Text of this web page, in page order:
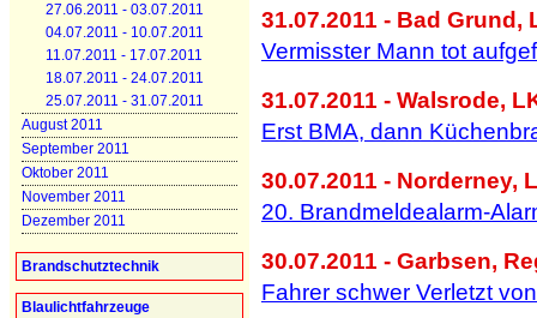
27.06.2011 - 03.07.2011
04.07.2011 - 10.07.2011
11.07.2011 - 17.07.2011
18.07.2011 - 24.07.2011
25.07.2011 - 31.07.2011
August 2011
September 2011
Oktober 2011
November 2011
Dezember 2011
Brandschutztechnik
Blaulichtfahrzeuge
31.07.2011 - Bad Grund,
Vermisster Mann tot
31.07.2011 - Walsrode,
Erst BMA, dann
30.07.2011 - Norderney,
20. Brandmeldealarm-
30.07.2011 - Garbsen,
Fahrer schwer Verletzt